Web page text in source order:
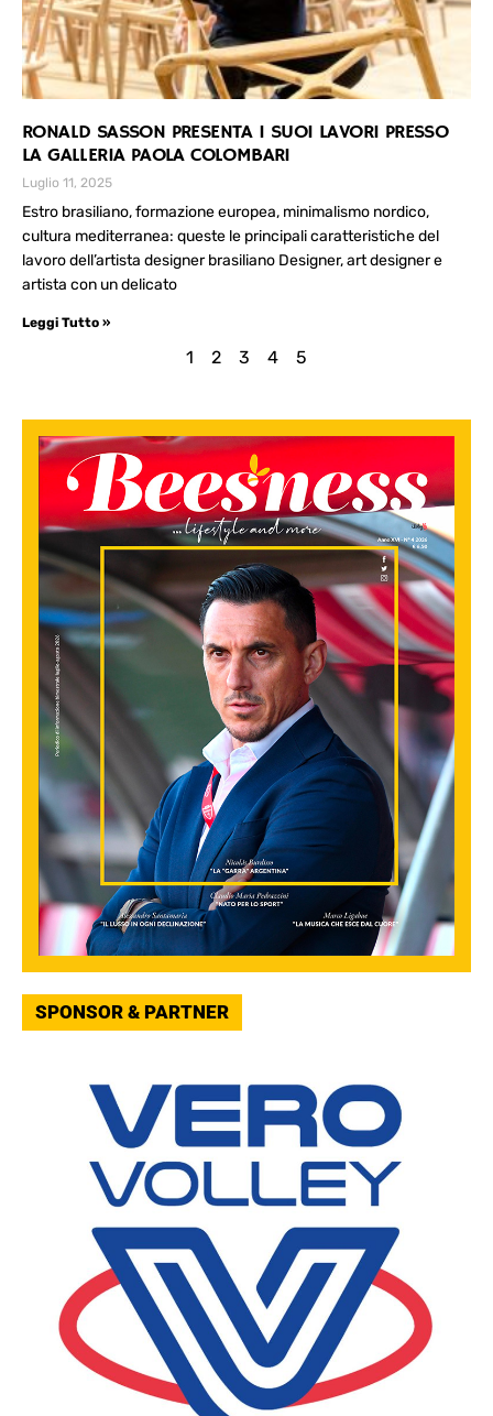
RONALD SASSON PRESENTA I SUOI LAVORI PRESSO
LA GALLERIA PAOLA COLOMBARI
Luglio 11, 2025
Estro brasiliano, formazione europea, minimalismo nordico,
cultura mediterranea: queste le principali caratteristiche del
lavoro dell’artista designer brasiliano Designer, art designer e
artista con un delicato
Leggi Tutto »
1 2 3 4 5
SPONSOR & PARTNER